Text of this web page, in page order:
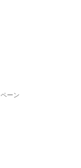
ーン